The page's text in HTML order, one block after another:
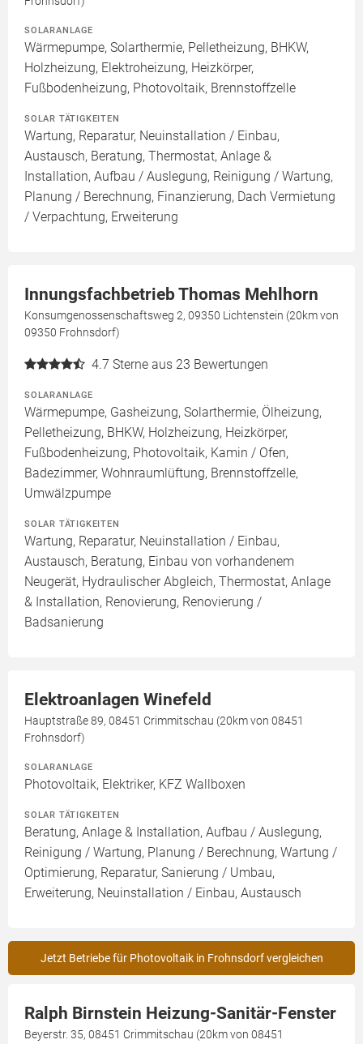
SOLARANLAGE
Wärmepumpe, Solarthermie, Pelletheizung, BHKW,
Holzheizung, Elektroheizung, Heizkörper,
Fußbodenheizung, Photovoltaik, Brennstoffzelle
SOLAR TÄTIGKEITEN
Wartung, Reparatur, Neuinstallation / Einbau,
Austausch, Beratung, Thermostat, Anlage &
Installation, Aufbau / Auslegung, Reinigung / Wartung,
Planung / Berechnung, Finanzierung, Dach Vermietung
/ Verpachtung, Erweiterung
Innungsfachbetrieb Thomas Mehlhorn
Konsumgenossenschaftsweg 2, 09350 Lichtenstein (20km von
09350 Frohnsdorf)
4.7 Sterne aus 23 Bewertungen
SOLARANLAGE
Wärmepumpe, Gasheizung, Solarthermie, Ölheizung,
Pelletheizung, BHKW, Holzheizung, Heizkörper,
Fußbodenheizung, Photovoltaik, Kamin / Ofen,
Badezimmer, Wohnraumlüftung, Brennstoffzelle,
Umwälzpumpe
SOLAR TÄTIGKEITEN
Wartung, Reparatur, Neuinstallation / Einbau,
Austausch, Beratung, Einbau von vorhandenem
Neugerät, Hydraulischer Abgleich, Thermostat, Anlage
& Installation, Renovierung, Renovierung /
Badsanierung
Elektroanlagen Winefeld
Hauptstraße 89, 08451 Crimmitschau (20km von 08451
Frohnsdorf)
SOLARANLAGE
Photovoltaik, Elektriker, KFZ Wallboxen
SOLAR TÄTIGKEITEN
Beratung, Anlage & Installation, Aufbau / Auslegung,
Reinigung / Wartung, Planung / Berechnung, Wartung /
Optimierung, Reparatur, Sanierung / Umbau,
Erweiterung, Neuinstallation / Einbau, Austausch
Jetzt Betriebe für Photovoltaik in Frohnsdorf vergleichen
Ralph Birnstein Heizung-Sanitär-Fenster
Beyerstr. 35, 08451 Crimmitschau (20km von 08451